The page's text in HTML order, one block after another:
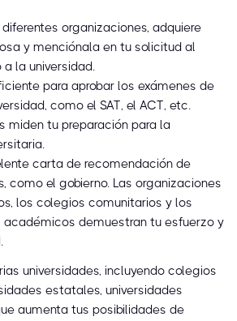
organizaciones, adquiere
y menciónala en tu solicitud al
la universidad.
para aprobar los exámenes de
como el SAT, el ACT, etc.
miden tu preparación para la
carta de recomendación de
como el gobierno. Las organizaciones
los colegios comunitarios y los
demuestran tu esfuerzo y
universidades, incluyendo colegios
estatales, universidades
aumenta tus posibilidades de